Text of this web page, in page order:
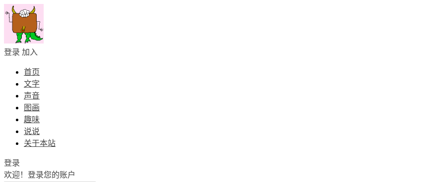
登录 加入
首页
文字
声音
图画
趣味
说说
关于本站
登录
欢迎！ 登录您的账户